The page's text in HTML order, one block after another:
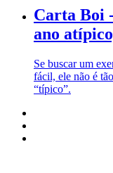
Carta Boi
ano
Se buscar um
fácil, ele não é
“típico”.